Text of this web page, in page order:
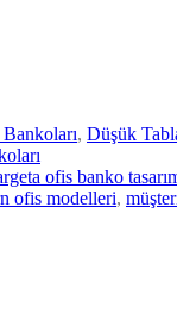
, Düşük
ofis banko
ofis modelleri,